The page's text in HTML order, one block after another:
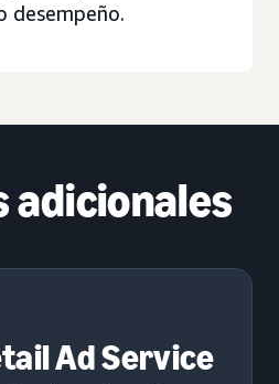
desempeño.
adicionales
Ad Service